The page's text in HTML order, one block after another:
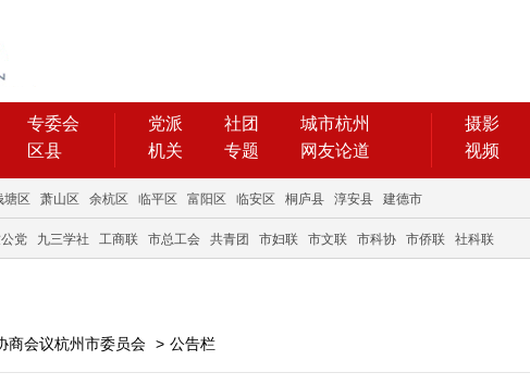
专委会
区县
党派 社团
城市杭州
机关
专题 网友论道
摄影
视频
塘区 萧山区 余杭区 临平区 富阳区 临安区 桐庐县 淳安县 建德市
党 九三学社 工商联 市总工会 共青团 市妇联 市文联 市科协 市侨联 社科联
商会议杭州市委员会 > 公告栏